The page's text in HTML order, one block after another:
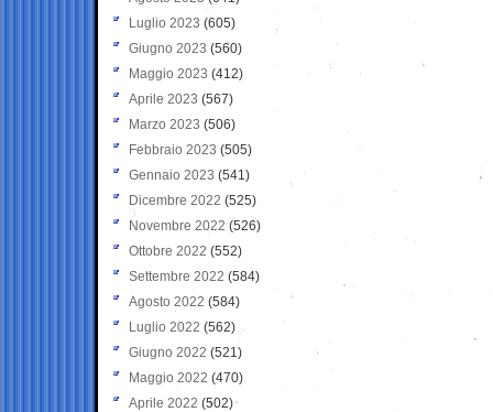
Luglio 2023 (605)
Giugno 2023 (560)
Maggio 2023 (412)
Aprile 2023 (567)
Marzo 2023 (506)
Febbraio 2023 (505)
Gennaio 2023 (541)
Dicembre 2022 (525)
Novembre 2022 (526)
Ottobre 2022 (552)
Settembre 2022 (584)
Agosto 2022 (584)
Luglio 2022 (562)
Giugno 2022 (521)
Maggio 2022 (470)
Aprile 2022 (502)